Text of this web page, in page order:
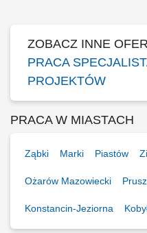
ZOBACZ INNE
PRACA
PROJEKTÓW
PRACA W MIASTACH
Ząbki Marki Piastów
Ożarów Mazowiecki
Konstancin-Jeziorna